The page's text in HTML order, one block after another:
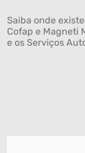
Saiba onde
Cofap e Magneti
e os Serviços